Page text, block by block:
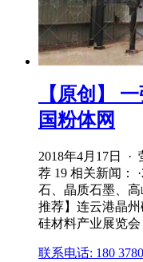
【原创】
国粉体网
2018年4月17日 ·
荐 19 相关新闻：
石、晶质石墨、
推荐】连云港晶
硅材料产业展览会
联系电话: 180